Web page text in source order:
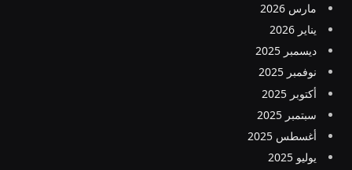
مارس 2026
يناير 2026
ديسمبر 2025
نوفمبر 2025
أكتوبر 2025
سبتمبر 2025
أغسطس 2025
يوليو 2025